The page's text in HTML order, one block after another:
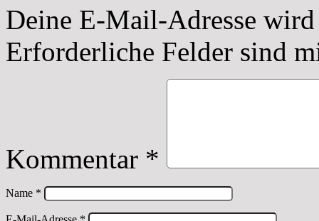
Deine E-Mail-Adresse
Erforderliche Felder sind
Kommentar *
Name *